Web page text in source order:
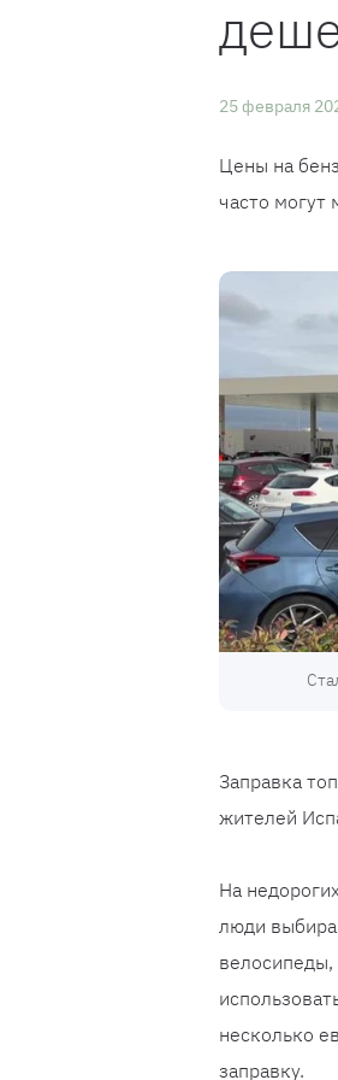
25 февраля
Цены на
часто могут
Заправка
жителей
На
люди
несколько
заправку.